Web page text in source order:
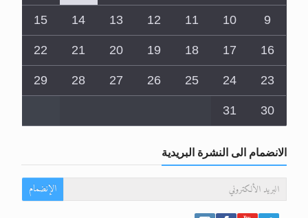
9
10
11
12
13
14
15
16
17
18
19
20
21
22
23
24
25
26
27
28
29
30
31
الانضمام الى النشرة البريدية
الإنضمام